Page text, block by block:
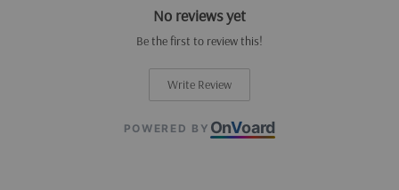
No reviews yet
Be the first to review this!
Write Review
POWERED BY OnVoard